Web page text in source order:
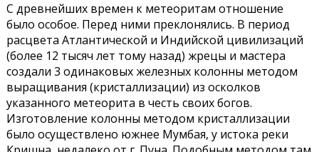
С древнейших времен к метеоритам отношение
было особое. Перед ними преклонялись. В период
расцвета Атлантической и Индийской цивилизаций
(более 12 тысяч лет тому назад) жрецы и мастера
создали 3 одинаковых железных колонны методом
выращивания (кристаллизации) из осколков
указанного метеорита в честь своих богов.
Изготовление колонны методом кристаллизации
было осуществлено южнее Мумбая, у истока реки